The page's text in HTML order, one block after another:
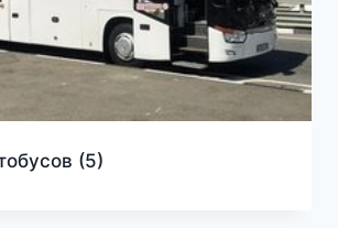
(5)